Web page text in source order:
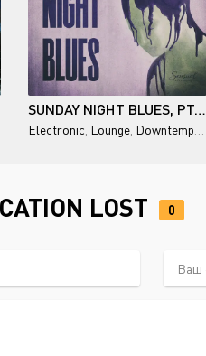
SUNDAY NIGHT BLUES, PT.13
Electronic Lounge Downtempo
LOST 0